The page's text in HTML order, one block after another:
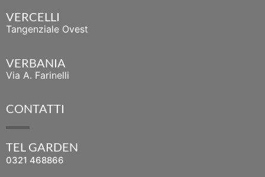
VERCELLI
Tangenziale Ovest
VERBANIA
Via A. Farinelli
CONTATTI
TEL GARDEN
0321 468866